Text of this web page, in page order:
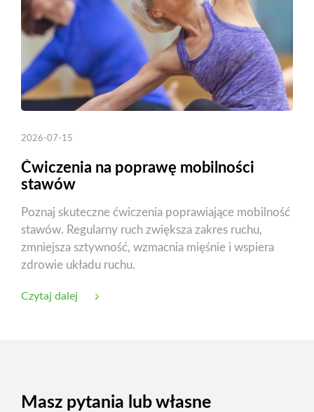
2026-07-15
Ćwiczenia na poprawę mobilności
stawów
Poznaj skuteczne ćwiczenia poprawiające mobilność
stawów. Regularny ruch zwiększa zakres ruchu,
zmniejsza sztywność, wzmacnia mięśnie i wspiera
zdrowie układu ruchu.
Czytaj dalej
Masz pytania lub własne